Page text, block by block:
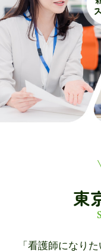
東
「看護師になり